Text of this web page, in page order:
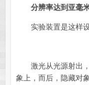
分辨率达到亚毫
实验装置是这样设
激光从光源射出，
象上，而后，隐藏对